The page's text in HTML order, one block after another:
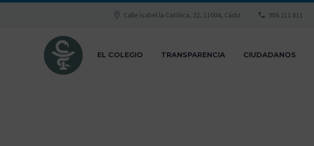
Calle Isabel la Católica, 22, 11004, Cádiz 956 211 811
EL COLEGIO TRANSPARENCIA CIUDADANOS